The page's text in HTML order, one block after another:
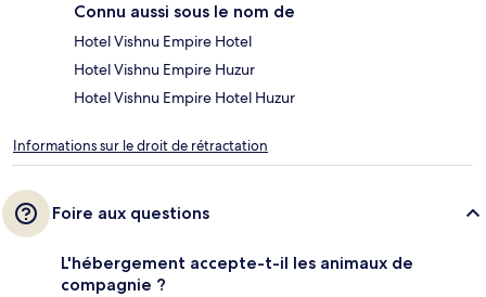
Connu aussi sous le nom de
Hotel Vishnu Empire Hotel
Hotel Vishnu Empire Huzur
Hotel Vishnu Empire Hotel Huzur
Informations sur le droit de rétractation
Foire aux questions
L'hébergement accepte-t-il les animaux de
compagnie ?